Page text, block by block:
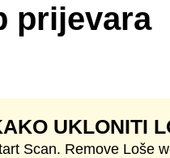
prijevara
UKLONITI
Scan. Remove Loše